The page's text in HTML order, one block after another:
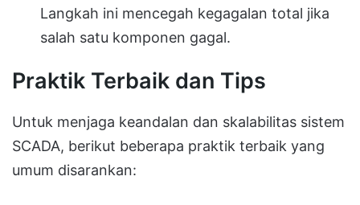
Langkah ini mencegah kegagalan total jika
salah satu komponen gagal.
Praktik Terbaik dan Tips
Untuk menjaga keandalan dan skalabilitas sistem
SCADA, berikut beberapa praktik terbaik yang
umum disarankan: